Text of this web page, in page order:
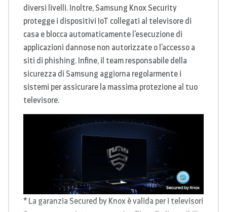
diversi livelli. Inoltre, Samsung Knox Security
protegge i dispositivi IoT collegati al televisore di
casa e blocca automaticamente l'esecuzione di
applicazioni dannose non autorizzate o l'accesso a
siti di phishing. Infine, il team responsabile della
sicurezza di Samsung aggiorna regolarmente i
sistemi per assicurare la massima protezione al tuo
televisore.
* La garanzia Secured by Knox è valida per i televisori